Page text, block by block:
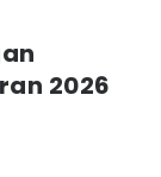
2026